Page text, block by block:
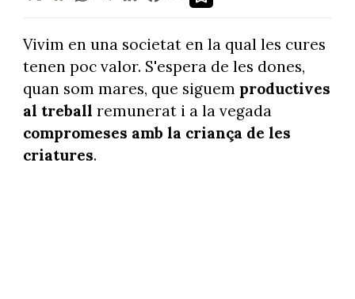
Vivim en una societat en la qual les cures
tenen poc valor. S'espera de les dones,
quan som mares, que siguem productives
al treball remunerat i a la vegada
compromeses amb la criança de les
criatures.